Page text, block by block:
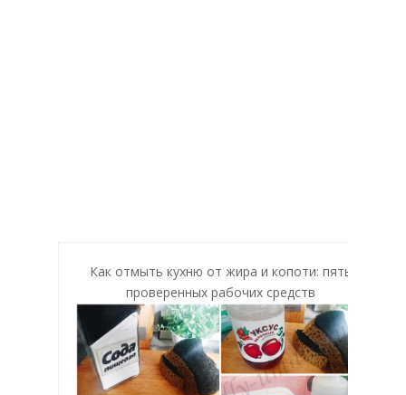
Как отмыть кухню от жира и копоти: пять
проверенных рабочих средств